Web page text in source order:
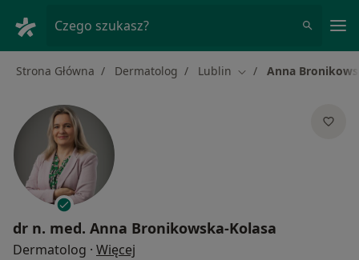
Czego szukasz?
Strona Główna Dermatolog Lublin Zmień miasto
Anna
dr n. med. Anna Bronikowska-Kolasa
Dermatolog · Więcej